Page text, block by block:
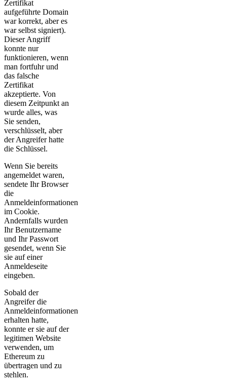
Zertifikat
aufgeführte Domain
war korrekt, aber es
war selbst signiert).
Dieser Angriff
konnte nur
funktionieren, wenn
man fortfuhr und
das falsche
Zertifikat
akzeptierte. Von
diesem Zeitpunkt an
wurde alles, was
Sie senden,
verschlüsselt, aber
der Angreifer hatte
die Schlüssel.
Wenn Sie bereits
angemeldet waren,
sendete Ihr Browser
die
Anmeldeinformationen
im Cookie.
Andernfalls wurden
Ihr Benutzername
und Ihr Passwort
gesendet, wenn Sie
sie auf einer
Anmeldeseite
eingeben.
Sobald der
Angreifer die
Anmeldeinformationen
erhalten hatte,
konnte er sie auf der
legitimen Website
verwenden, um
Ethereum zu
übertragen und zu
stehlen.